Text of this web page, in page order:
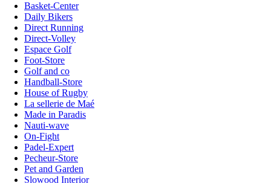
Basket-Center
Daily Bikers
Direct Running
Direct-Volley
Espace Golf
Foot-Store
Golf and co
Handball-Store
House of Rugby
La sellerie de Maé
Made in Paradis
Nauti-wave
On-Fight
Padel-Expert
Pecheur-Store
Pet and Garden
Slowood Interior